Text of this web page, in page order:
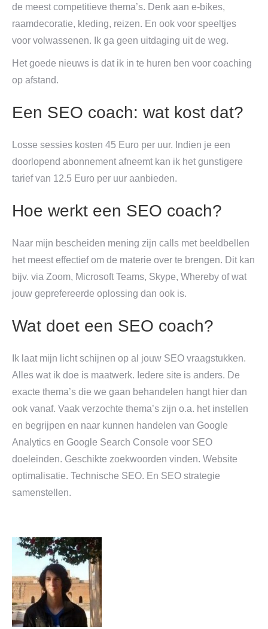
de meest competitieve thema’s. Denk aan e-bikes,
raamdecoratie, kleding, reizen. En ook voor speeltjes
voor volwassenen. Ik ga geen uitdaging uit de weg.
Het goede nieuws is dat ik in te huren ben voor coaching
op afstand.
Een SEO coach: wat kost dat?
Losse sessies kosten 45 Euro per uur. Indien je een
doorlopend abonnement afneemt kan ik het gunstigere
tarief van 12.5 Euro per uur aanbieden.
Hoe werkt een SEO coach?
Naar mijn bescheiden mening zijn calls met beeldbellen
het meest effectief om de materie over te brengen. Dit kan
bijv. via Zoom, Microsoft Teams, Skype, Whereby of wat
jouw geprefereerde oplossing dan ook is.
Wat doet een SEO coach?
Ik laat mijn licht schijnen op al jouw SEO vraagstukken.
Alles wat ik doe is maatwerk. Iedere site is anders. De
exacte thema’s die we gaan behandelen hangt hier dan
ook vanaf. Vaak verzochte thema’s zijn o.a. het instellen
en begrijpen en naar kunnen handelen van Google
Analytics en Google Search Console voor SEO
doeleinden. Geschikte zoekwoorden vinden. Website
optimalisatie. Technische SEO. En SEO strategie
samenstellen.